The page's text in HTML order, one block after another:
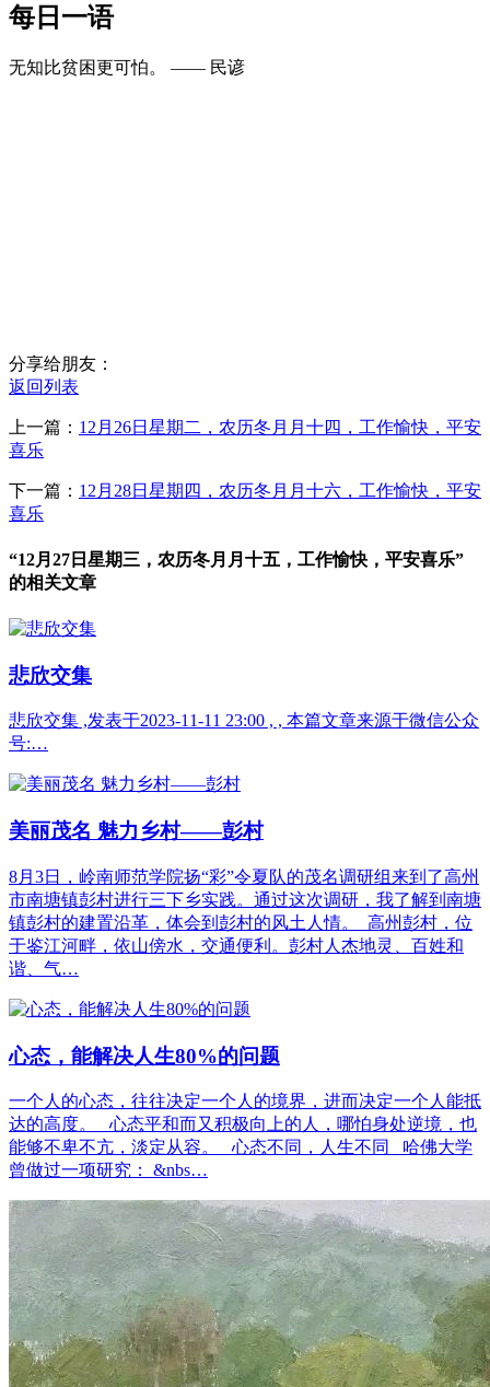
每日一语
无知比贫困更可怕。 —— 民谚
分享给朋友：
返回列表
上一篇： 12月26日星期二，农历冬月月十四，工作愉快，平安
喜乐
下一篇： 12月28日星期四，农历冬月月十六，工作愉快，平安
喜乐
“12月27日星期三，农历冬月月十五，工作愉快，平安喜乐”
的相关文章
悲欣交集
悲欣交集 ,发表于2023-11-11 23:00 , , 本篇文章来源于微信公众
号:…
美丽茂名 魅力乡村――彭村
8月3日，岭南师范学院扬“彩”令夏队的茂名调研组来到了高州
市南塘镇彭村进行三下乡实践。通过这次调研，我了解到南塘
镇彭村的建置沿革，体会到彭村的风土人情。 高州彭村，位
于鉴江河畔，依山傍水，交通便利。彭村人杰地灵、百姓和
谐、气…
心态，能解决人生80%的问题
一个人的心态，往往决定一个人的境界，进而决定一个人能抵
达的高度。 心态平和而又积极向上的人，哪怕身处逆境，也
能够不卑不亢，淡定从容。 心态不同，人生不同 哈佛大学
曾做过一项研究： &nbs…